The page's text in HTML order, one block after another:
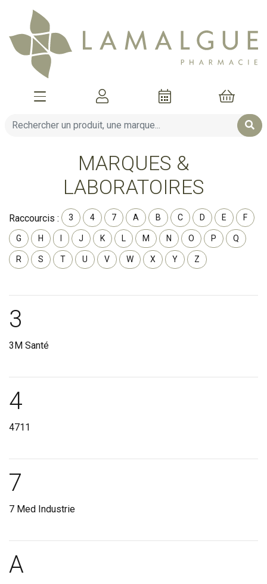
Afficher la navigation
Mon
MARQUES &
LABORATOIRES
Raccourcis : 3 4 7 A B C D E F
G H I J K L M N O P Q
R S T U V W X Y Z
Marques et
3
3M Santé
Marques et
4
4711
Marques et
7
7 Med Industrie
Marques et
A